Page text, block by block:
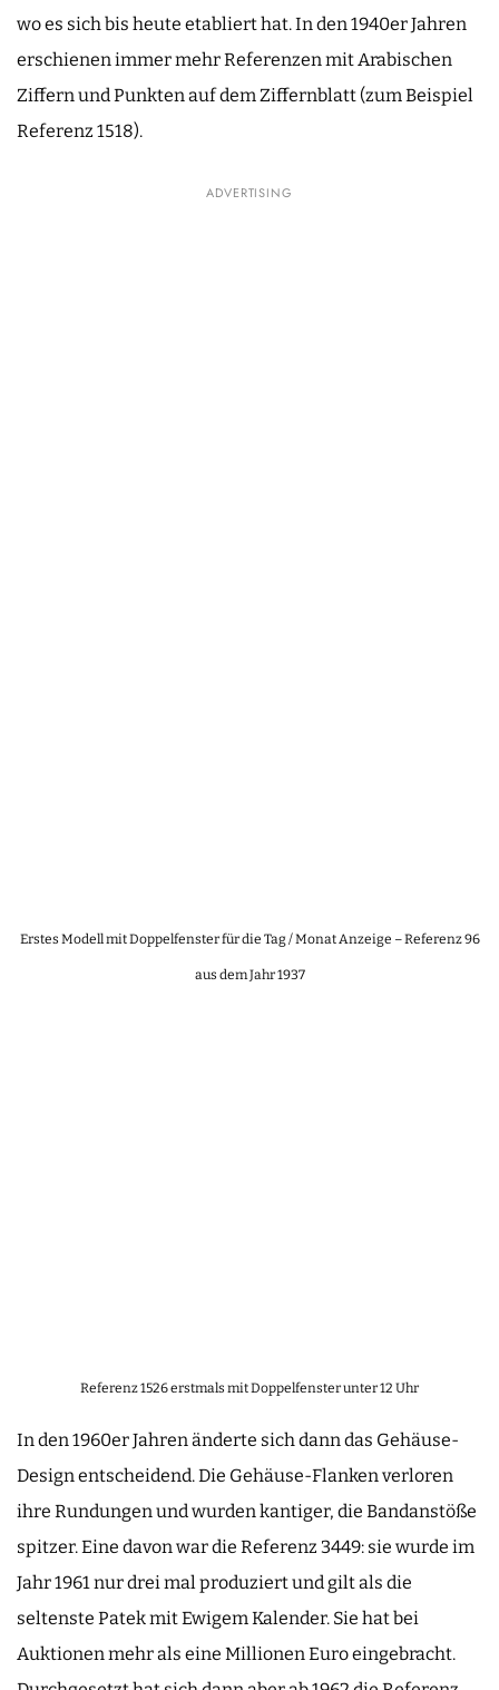
wo es sich bis heute etabliert hat. In den 1940er Jahren
erschienen immer mehr Referenzen mit Arabischen
Ziffern und Punkten auf dem Ziffernblatt (zum Beispiel
Referenz 1518).
ADVERTISING
Erstes Modell mit Doppelfenster für die Tag / Monat Anzeige – Referenz 96
aus dem Jahr 1937
Referenz 1526 erstmals mit Doppelfenster unter 12 Uhr
In den 1960er Jahren änderte sich dann das Gehäuse-
Design entscheidend. Die Gehäuse-Flanken verloren
ihre Rundungen und wurden kantiger, die Bandanstöße
spitzer. Eine davon war die Referenz 3449: sie wurde im
Jahr 1961 nur drei mal produziert und gilt als die
seltenste Patek mit Ewigem Kalender. Sie hat bei
Auktionen mehr als eine Millionen Euro eingebracht.